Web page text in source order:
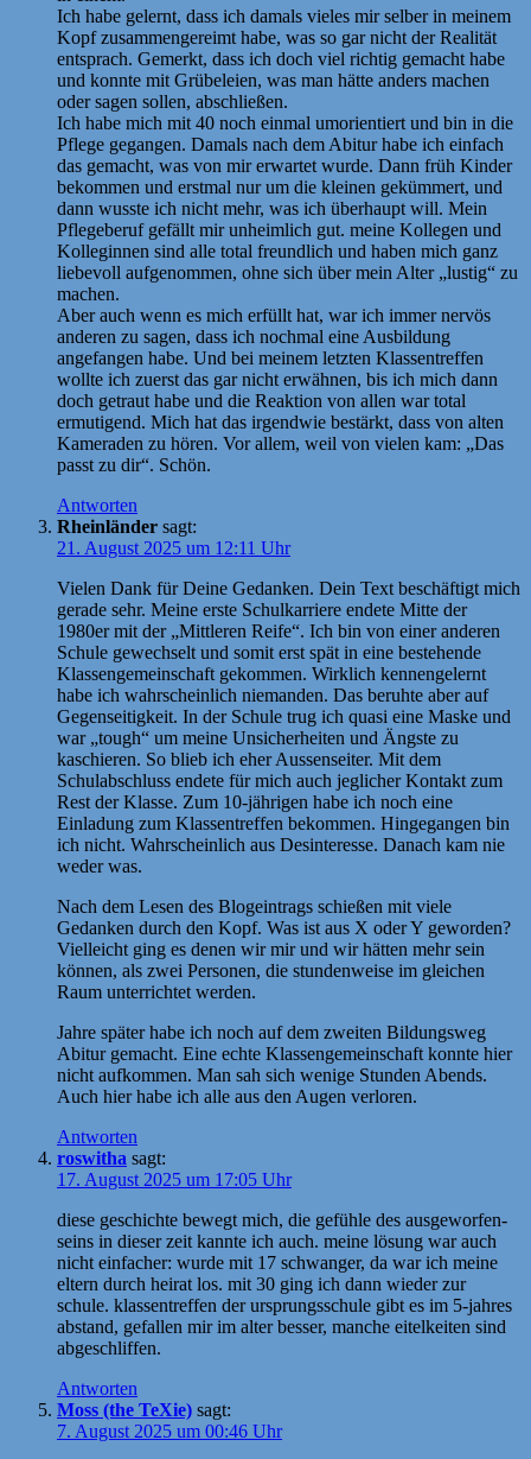
Ich habe gelernt, dass ich damals vieles mir selber in meinem
Kopf zusammengereimt habe, was so gar nicht der Realität
entsprach. Gemerkt, dass ich doch viel richtig gemacht habe
und konnte mit Grübeleien, was man hätte anders machen
oder sagen sollen, abschließen.
Ich habe mich mit 40 noch einmal umorientiert und bin in die
Pflege gegangen. Damals nach dem Abitur habe ich einfach
das gemacht, was von mir erwartet wurde. Dann früh Kinder
bekommen und erstmal nur um die kleinen gekümmert, und
dann wusste ich nicht mehr, was ich überhaupt will. Mein
Pflegeberuf gefällt mir unheimlich gut. meine Kollegen und
Kolleginnen sind alle total freundlich und haben mich ganz
liebevoll aufgenommen, ohne sich über mein Alter „lustig“ zu
machen.
Aber auch wenn es mich erfüllt hat, war ich immer nervös
anderen zu sagen, dass ich nochmal eine Ausbildung
angefangen habe. Und bei meinem letzten Klassentreffen
wollte ich zuerst das gar nicht erwähnen, bis ich mich dann
doch getraut habe und die Reaktion von allen war total
ermutigend. Mich hat das irgendwie bestärkt, dass von alten
Kameraden zu hören. Vor allem, weil von vielen kam: „Das
passt zu dir“. Schön.
Antworten
Rheinländer sagt:
21. August 2025 um 12:11 Uhr
Vielen Dank für Deine Gedanken. Dein Text beschäftigt mich
gerade sehr. Meine erste Schulkarriere endete Mitte der
1980er mit der „Mittleren Reife“. Ich bin von einer anderen
Schule gewechselt und somit erst spät in eine bestehende
Klassengemeinschaft gekommen. Wirklich kennengelernt
habe ich wahrscheinlich niemanden. Das beruhte aber auf
Gegenseitigkeit. In der Schule trug ich quasi eine Maske und
war „tough“ um meine Unsicherheiten und Ängste zu
kaschieren. So blieb ich eher Aussenseiter. Mit dem
Schulabschluss endete für mich auch jeglicher Kontakt zum
Rest der Klasse. Zum 10-jährigen habe ich noch eine
Einladung zum Klassentreffen bekommen. Hingegangen bin
ich nicht. Wahrscheinlich aus Desinteresse. Danach kam nie
weder was.
Nach dem Lesen des Blogeintrags schießen mit viele
Gedanken durch den Kopf. Was ist aus X oder Y geworden?
Vielleicht ging es denen wir mir und wir hätten mehr sein
können, als zwei Personen, die stundenweise im gleichen
Raum unterrichtet werden.
Jahre später habe ich noch auf dem zweiten Bildungsweg
Abitur gemacht. Eine echte Klassengemeinschaft konnte hier
nicht aufkommen. Man sah sich wenige Stunden Abends.
Auch hier habe ich alle aus den Augen verloren.
Antworten
roswitha sagt:
17. August 2025 um 17:05 Uhr
diese geschichte bewegt mich, die gefühle des ausgeworfen-
seins in dieser zeit kannte ich auch. meine lösung war auch
nicht einfacher: wurde mit 17 schwanger, da war ich meine
eltern durch heirat los. mit 30 ging ich dann wieder zur
schule. klassentreffen der ursprungsschule gibt es im 5-jahres
abstand, gefallen mir im alter besser, manche eitelkeiten sind
abgeschliffen.
Antworten
Moss (the TeXie) sagt:
7. August 2025 um 00:46 Uhr